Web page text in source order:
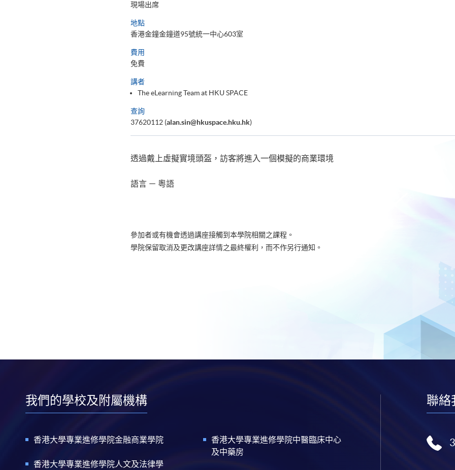
現場出席
地點
香港金鐘金鐘道95號統一中心603室
費用
免費
講者
The eLearning Team at HKU SPACE
查詢
37620112 (alan.sin@hkuspace.hku.hk)
透過戴上虛擬實境頭盔，訪客將進入一個模擬的商業環境
語言 － 粵語
參加者或有機會透過講座接觸到本學院相關之課程。
學院保留取消及更改講座詳情之最終權利，而不作另行通知。
我們的學校及附屬機構
香港大學專業進修學院金融商業學院
香港大學專業進修學院人文及法律學
香港大學專業進修學院中醫臨床中心
及中藥房
聯絡